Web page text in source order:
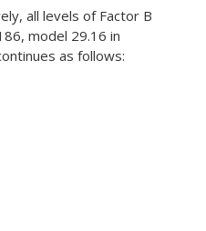
all levels of Factor B
model 29.16 in
as follows: